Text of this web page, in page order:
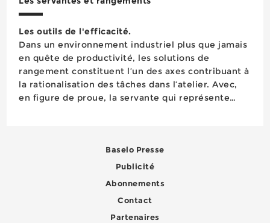
Les outils de l'efficacité.
Dans un environnement industriel plus que jamais
en quête de productivité, les solutions de
rangement constituent l’un des axes contribuant à
la rationalisation des tâches dans l’atelier. Avec,
en figure de proue, la servante qui représente
Baselo Presse
Publicité
Abonnements
Contact
Partenaires